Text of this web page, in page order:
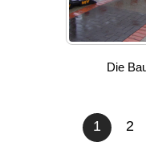
Die
1 2